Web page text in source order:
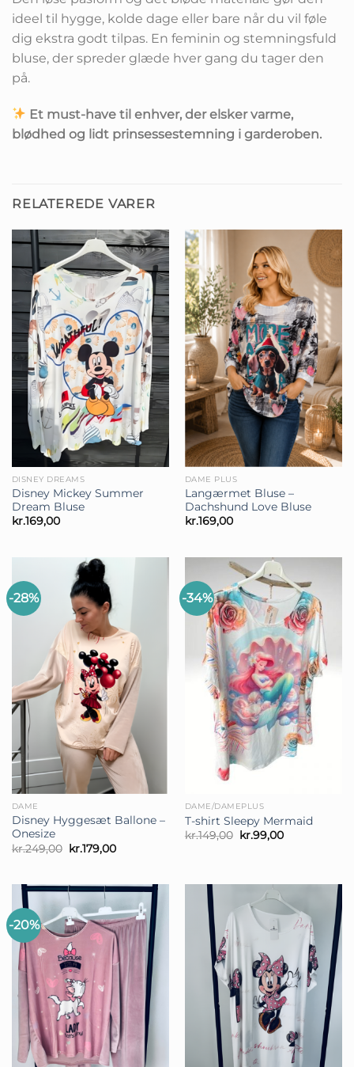
ideel til hygge, kolde dage eller bare når du vil føle
dig ekstra godt tilpas. En feminin og stemningsfuld
bluse, der spreder glæde hver gang du tager den
på.
Et must-have til enhver, der elsker varme,
blødhed og lidt prinsessestemning i garderoben.
RELATEREDE VARER
DISNEY DREAMS
Disney Mickey Summer
Dream Bluse
kr.169,00
DAME PLUS
Langærmet Bluse –
Dachshund Love Bluse
kr.169,00
-28%
DAME
Disney Hyggesæt Ballone –
Onesize
kr.249,00 Den
oprindelige
kr.249,00.
kr.179,00Den
kr.179,00.
-34%
DAME/DAMEPLUS
T-shirt Sleepy Mermaid
kr.149,00 Den
oprindelige
kr.99,00Den
-20%